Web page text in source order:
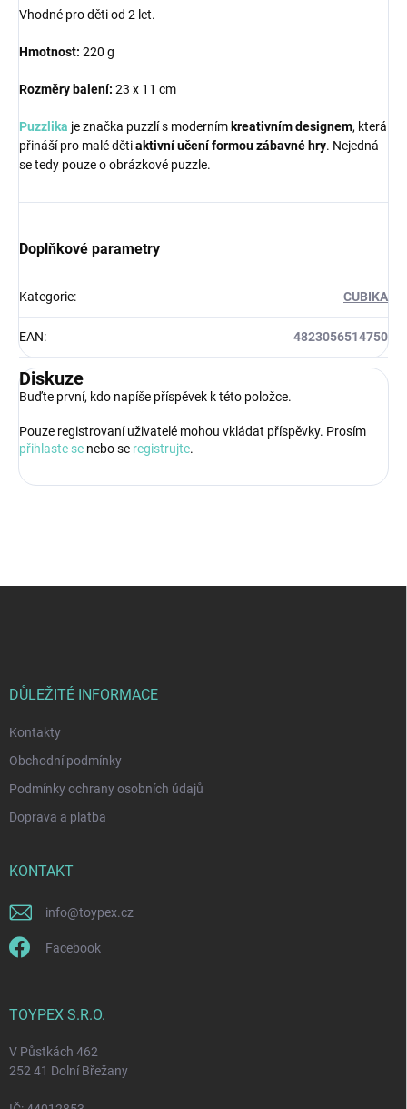
Vhodné pro děti od 2 let.
Hmotnost: 220 g
Rozměry balení: 23 x 11 cm
Puzzlika je značka puzzlí s moderním kreativním designem, která
přináší pro malé dětiaktivní učení formou zábavné hry. Nejedná
se tedy pouze o obrázkové puzzle.
Doplňkové parametry
Kategorie: CUBIKA
EAN: 4823056514750
Diskuze
Buďte první, kdo napíše příspěvek k této položce.
Pouze registrovaní uživatelé mohou vkládat příspěvky. Prosím
přihlaste se nebo se registrujte.
DŮLEŽITÉ INFORMACE
Kontakty
Obchodní podmínky
Podmínky ochrany osobních údajů
Doprava a platba
KONTAKT
info@toypex.cz
Facebook
TOYPEX S.R.O.
V Půstkách 462
252 41 Dolní Břežany